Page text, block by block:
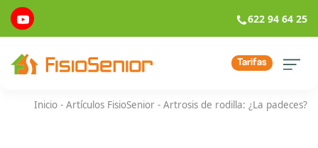
622 94 64 25
Tarifas
Inicio - Artículos FisioSenior - Artrosis de rodilla: ¿La padeces?